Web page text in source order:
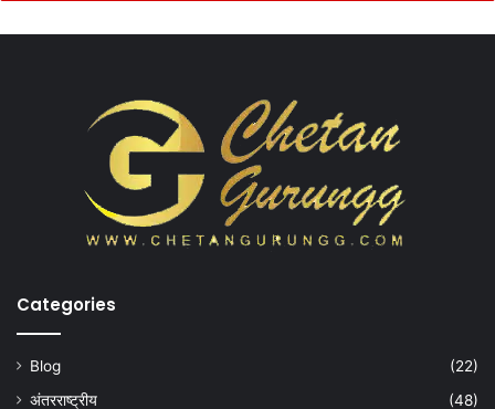
Categories
Blog
(22)
अंतरराष्ट्रीय
(48)